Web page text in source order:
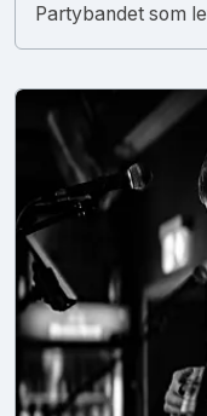
Partybandet som